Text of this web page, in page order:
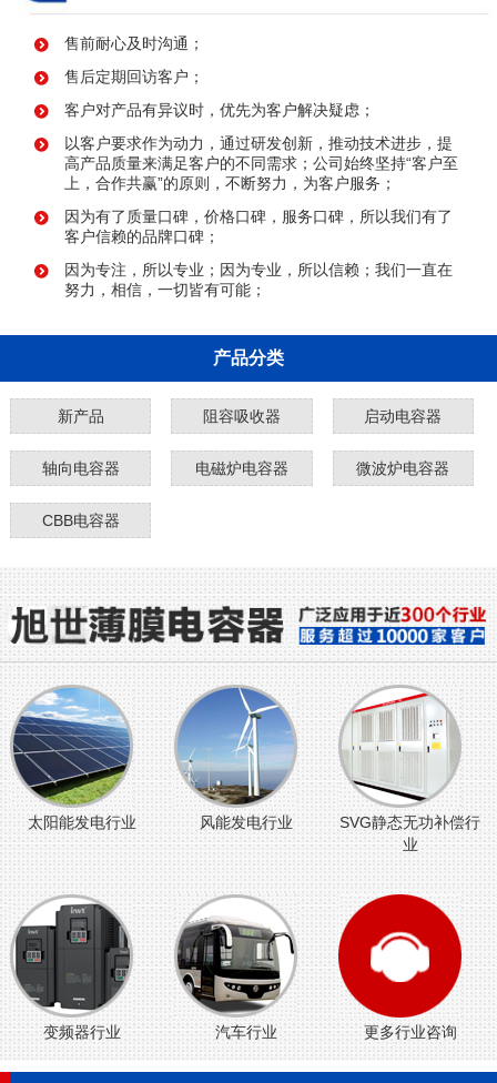
售前耐心及时沟通；
售后定期回访客户；
客户对产品有异议时，优先为客户解决疑虑；
以客户要求作为动力，通过研发创新，推动技术进步，提
高产品质量来满足客户的不同需求；公司始终坚持“客户至
上，合作共赢”的原则，不断努力，为客户服务；
因为有了质量口碑，价格口碑，服务口碑，所以我们有了
客户信赖的品牌口碑；
因为专注，所以专业；因为专业，所以信赖；我们一直在
努力，相信，一切皆有可能；
产品分类
新产品 阻容吸收器 启动电容器
轴向电容器 电磁炉电容器 微波炉电容器
CBB电容器
太阳能发电行业 风能发电行业
SVG静态无功补偿行
业
变频器行业 汽车行业 更多行业咨询